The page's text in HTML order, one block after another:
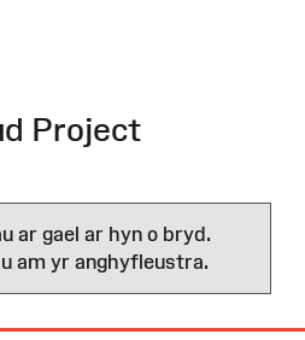
Project
ar gael ar hyn o bryd.
am yr anghyfleustra.